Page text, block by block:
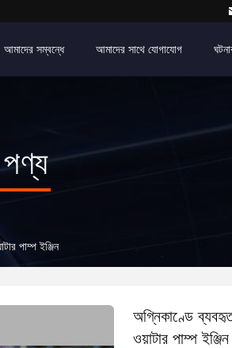
আমাদের সম্বন্ধে আমাদের সাথে যোগাযোগ
পণ্য
পাম্প ইঞ্জিন
অগ্নিকাণ্ডে
ওয়াটার পাম্প ইঞ্জিন